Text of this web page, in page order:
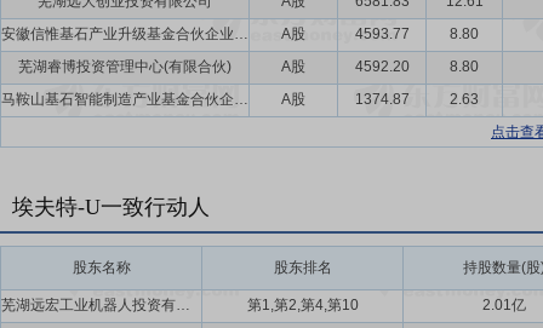
安徽信惟基石产业升级基金合伙企业(有限合伙)
A股 4593.77
8.80
芜湖睿博投资管理中心(有限合伙)
A股 4592.20
8.80
马鞍山基石智能制造产业基金合伙企业(有限合伙)
A股 1374.87
2.63
点击查
埃夫特-U一致行动人
股东名称 股东排名 持股数量(股
芜湖远宏工业机器人投资有限公司,芜湖远大创业投资有限公司,芜湖睿博投资管理中心(有限合伙),芜湖嘉植可为创业投资合伙企业(有限合伙) 第1,第2,第4,第10
2.01亿